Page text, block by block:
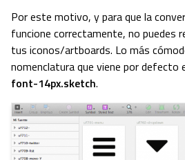
Por este motivo, y para que la
funcione correctamente, no puedes
tus iconos/artboards. Lo más
nomenclatura que viene por defecto
font-14px.sketch.